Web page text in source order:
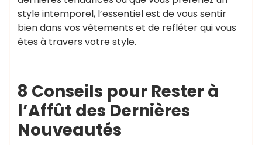
style intemporel, l’essentiel est de vous sentir
bien dans vos vêtements et de refléter qui vous
êtes à travers votre style.
8 Conseils pour Rester à
l’Affût des Dernières
Nouveautés